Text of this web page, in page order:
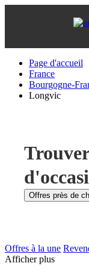
Page d'accueil
France
Bourgogne-
Longvic
Offres près de
Offres à la une
Afficher plus